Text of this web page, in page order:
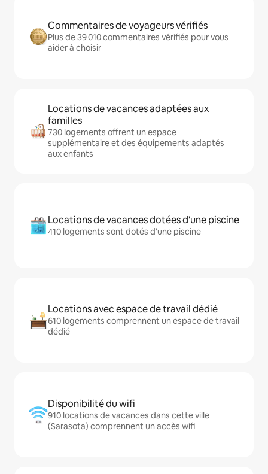
Commentaires de voyageurs vérifiés
Plus de 39 010 commentaires vérifiés pour vous
aider à choisir
Locations de vacances adaptées aux
familles
730 logements offrent un espace
supplémentaire et des équipements adaptés
aux enfants
Locations de vacances dotées d'une piscine
410 logements sont dotés d'une piscine
Locations avec espace de travail dédié
610 logements comprennent un espace de travail
dédié
Disponibilité du wifi
910 locations de vacances dans cette ville
(Sarasota) comprennent un accès wifi